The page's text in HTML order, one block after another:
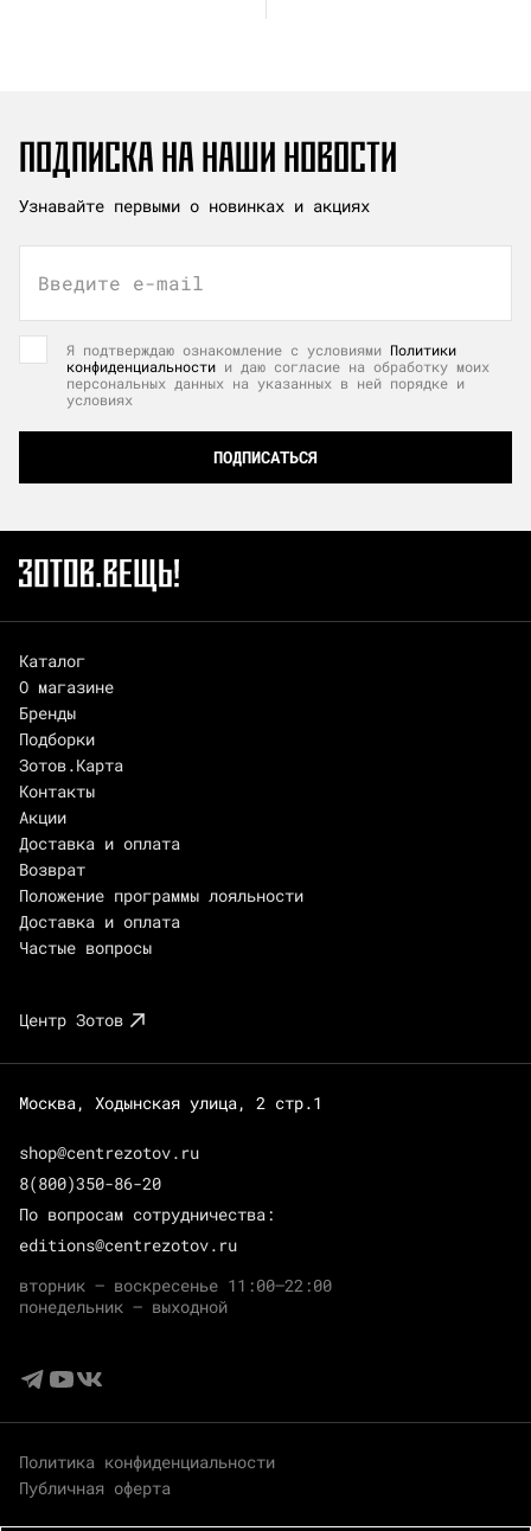
ПОДПИСКА НА НАШИ НОВОСТИ
Узнавайте первыми о новинках и акциях
Введите e-mail
Я подтверждаю ознакомление с условиями Политики
конфиденциальности и даю согласие на обработку моих
персональных данных на указанных в ней порядке и
условиях
ПОДПИСАТЬСЯ
Каталог
О магазине
Бренды
Подборки
Зотов.Карта
Контакты
Акции
Доставка и оплата
Возврат
Положение программы лояльности
Доставка и оплата
Частые вопросы
Центр Зотов
Москва, Ходынская улица, 2 стр.1
shop@centrezotov.ru
8(800)350-86-20
По вопросам сотрудничества:
editions@centrezotov.ru
вторник — воскресенье 11:00–22:00
понедельник — выходной
Политика конфиденциальности
Публичная оферта